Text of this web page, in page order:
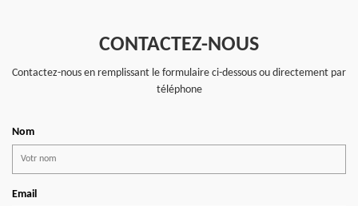
CONTACTEZ-NOUS
Contactez-nous en remplissant le formulaire ci-dessous ou directement par
téléphone
Nom
Email